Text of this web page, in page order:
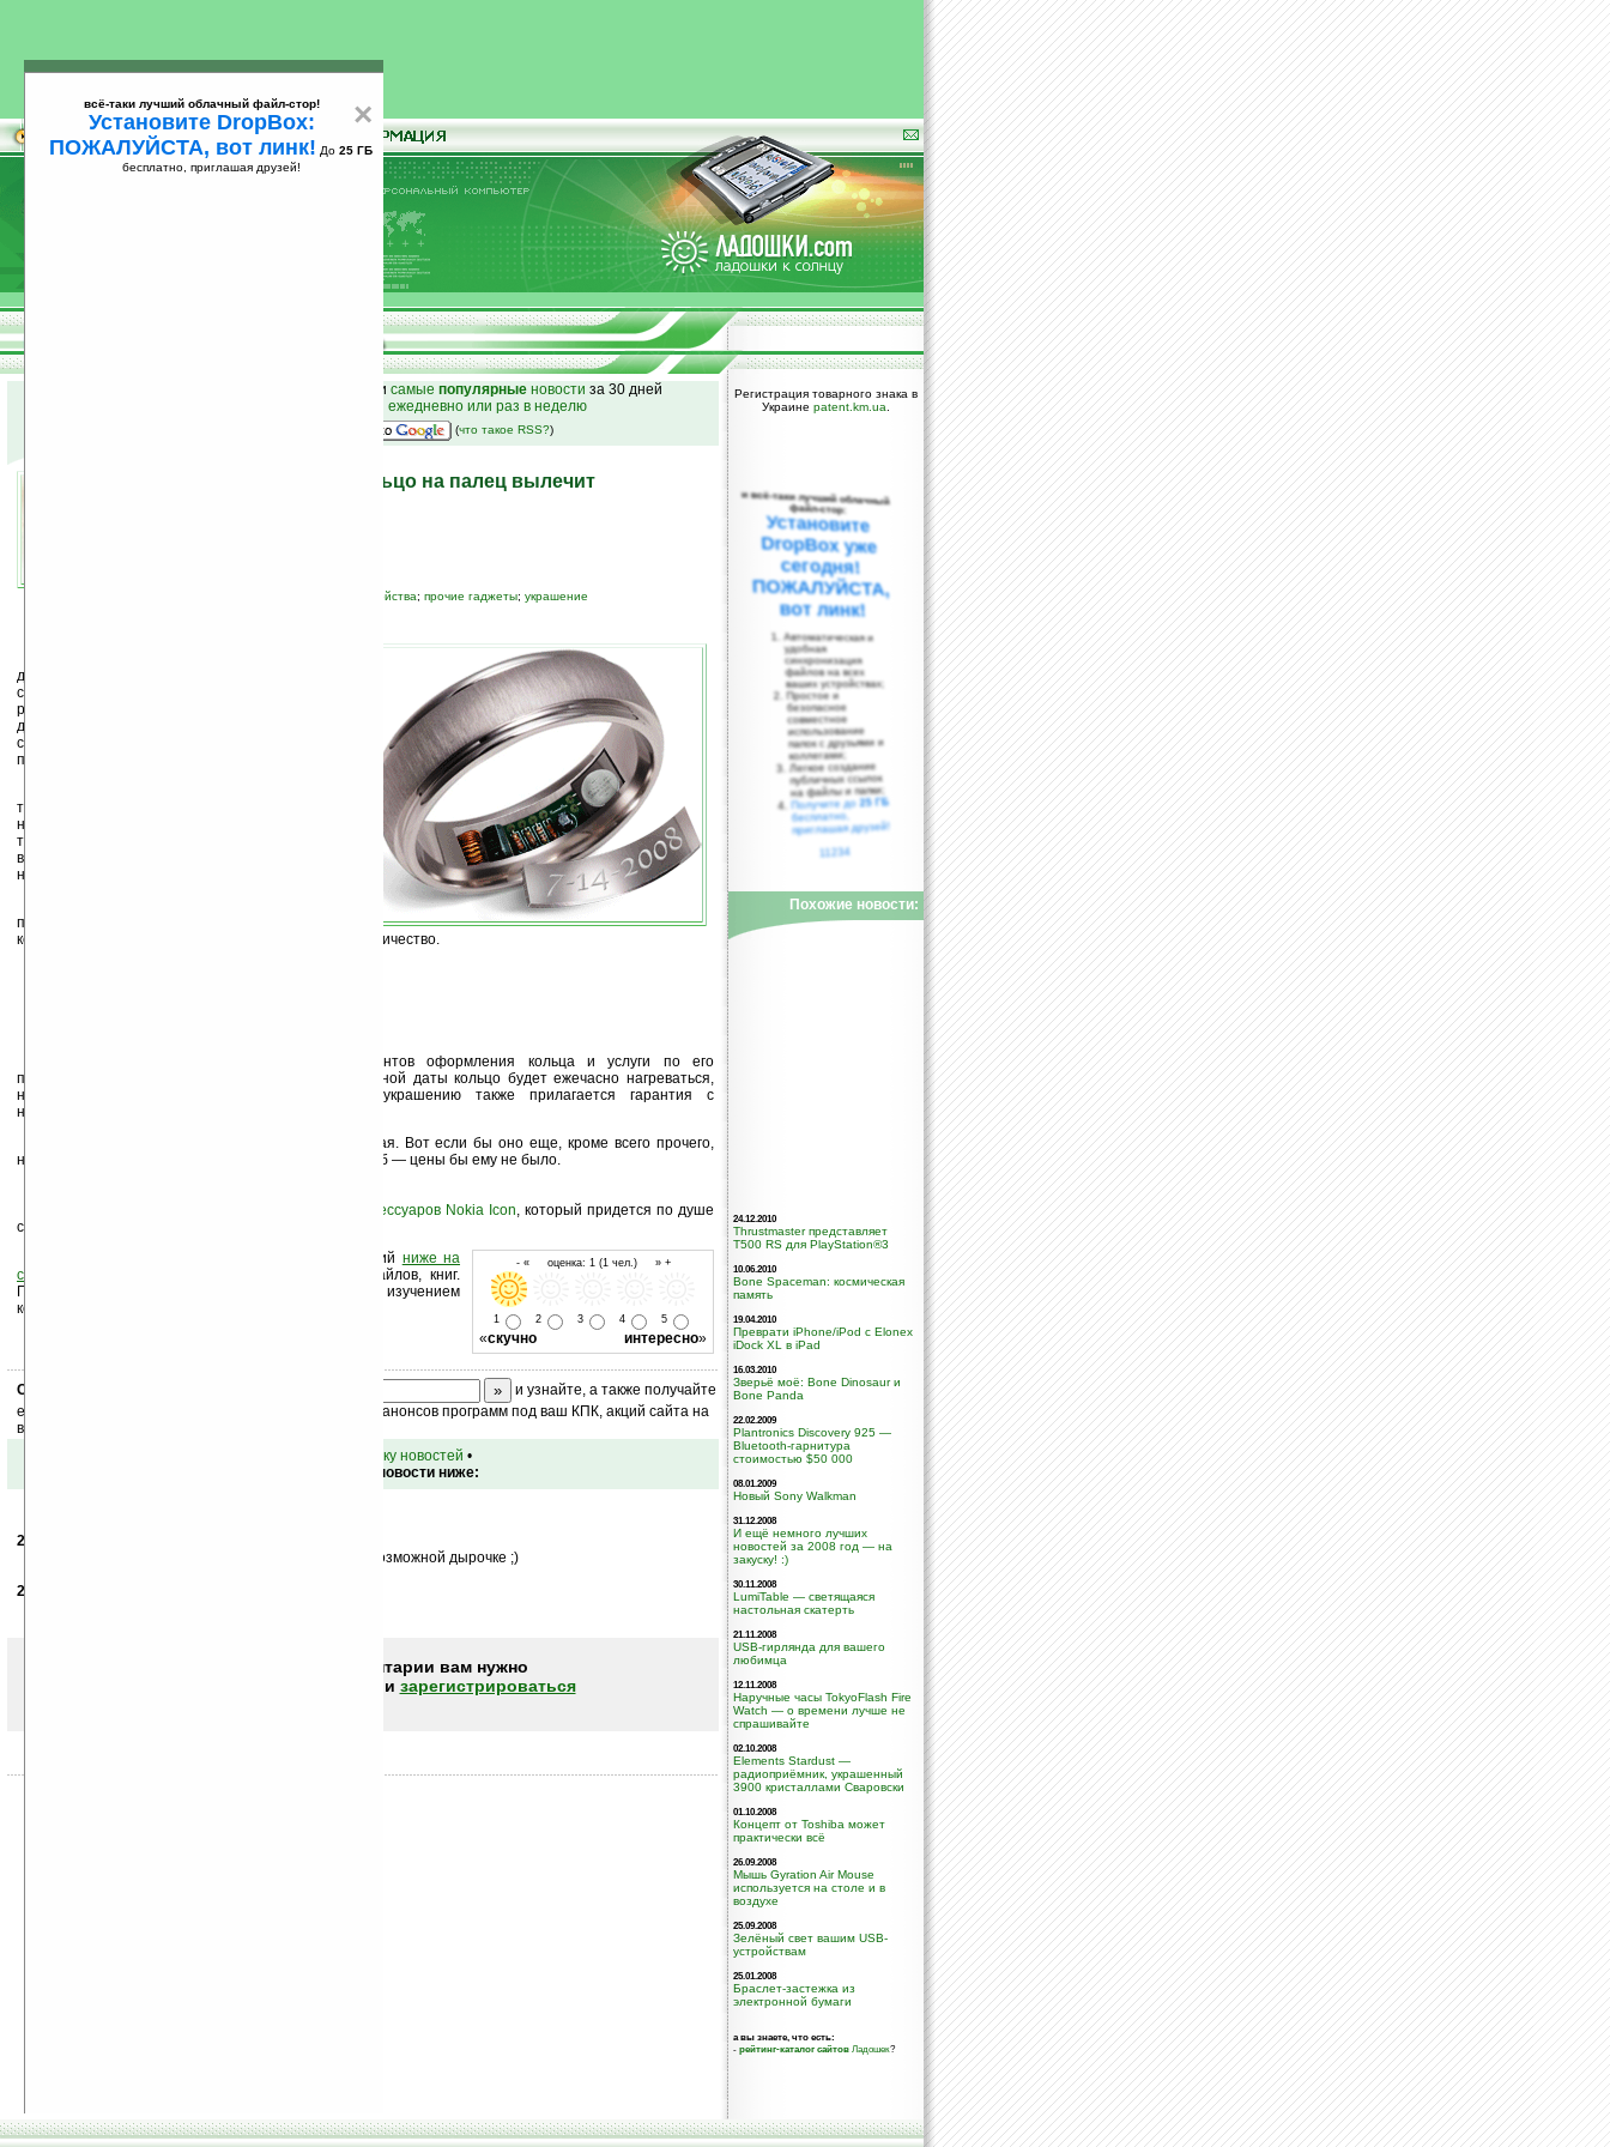
25
и самые популярные новости за 30 дней
на email ежедневно или раз в неделю
(что такое RSS?)
Самонагревающееся кольцо на палец вылечит
новые устройства; прочие гаджеты; украшение
дат можно будет почувствовать в буквальном
смысле «на собственной коже». Специально
разработанное кольцо с термоэлементом не
даст Вам забыть о приближении годовщины
свадьбы, юбилея или другого важного
праздника.
технология, при помощи которой оно
нагревается приблизительно до 48°C —
температура достаточно высокая, чтобы
вызвать некоторый дискомфорт, но
недостаточная для появления ожога.
помощи встроенного микро-аккумулятора,
который заряжается, превращая тепло руки в электричество.
Разработчики предлагают несколько вариантов оформления кольца и услуги по его
программированию. За сутки до запрограммированной даты кольцо будет ежечасно нагреваться,
напоминая о предстоящем событии. К hitech-украшению также прилагается гарантия с
неограниченным сроком действия.
Да, вещь в хозяйстве, бесспорно, необходимая. Вот если бы оно еще, кроме всего прочего,
напоминало вовремя выносить мусор и покупать хлеб — цены бы ему не было.
наборе аксессуаров Nokia Icon, который придется по душе
современным женщинам.
- « оценка: 1 (1 чел.) » +
1 2 3 4 5
«скучно интересно»
Оцените новость и оставьте свой комментарий ниже на
странице
на рассылку новостей, файлов, книг.
Поддержите Ладошки своей посещаемостью, изучением
коммерческой информации, ссылками.
Скоро
и узнайте, а также получайте
ежедневный или еженедельный дайджест новостей, анонсов программ под ваш КПК, акций сайта на
ваш почтовый ящик.
вернуться к списку новостей •
Обсуждение этой новости ниже:
27.09.2006
Еще бы презервативы делали с напоминанием о возможной дырочке ;)
28.09.2006
Чтобы писать комментарии вам нужно
или зарегистрироваться
Регистрация товарного знака в
Украине patent.km.ua
×
всё-таки лучший облачный файл-стор!
Установите DropBox:
ПОЖАЛУЙСТА, вот линк! До 25 ГБ
бесплатно, приглашая друзей!
и всё-таки лучший облачный
файл-стор:
Установите
DropBox уже
сегодня!
ПОЖАЛУЙСТА,
вот линк!
Автоматическая и
удобная
синхронизация
файлов на всех
ваших устройствах;
Простое и
безопасное
совместное
использование
папок с друзьями и
коллегами;
Легкое создание
публичных ссылок
на файлы и папки;
Получите до25 ГБ
бесплатно,
приглашая друзей!
11234
Похожие новости:
24.12.2010
Thrustmaster представляет
T500 RS для PlayStation®3
10.06.2010
Bone Spaceman: космическая
память
19.04.2010
Преврати iPhone/iPod с Elonex
iDock XL в iPad
16.03.2010
Зверьё моё: Bone Dinosaur и
Bone Panda
22.02.2009
Plantronics Discovery 925 —
Bluetooth-гарнитура
стоимостью $50 000
08.01.2009
Новый Sony Walkman
31.12.2008
И ещё немного лучших
новостей за 2008 год — на
закуску! :)
30.11.2008
LumiTable — светящаяся
настольная скатерть
21.11.2008
USB-гирлянда для вашего
любимца
12.11.2008
Наручные часы TokyoFlash Fire
Watch — о времени лучше не
спрашивайте
02.10.2008
Elements Stardust —
радиоприёмник, украшенный
3900 кристаллами Сваровски
01.10.2008
Концепт от Toshiba может
практически всё
26.09.2008
Мышь Gyration Air Mouse
используется на столе и в
воздухе
25.09.2008
Зелёный свет вашим USB-
устройствам
25.01.2008
Браслет-застежка из
электронной бумаги
а вы знаете, что есть:
- рейтинг-каталог сайтов Ладошек?